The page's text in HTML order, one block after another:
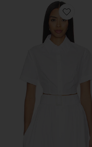
Favorite